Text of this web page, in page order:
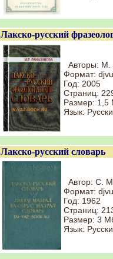
Лакско-русский
Авторы: М.
Формат: djvu
Год: 2005
Страниц:
Размер: 1,5
Язык:
Лакско-русский словарь
Автор: С.
Формат: djvu
Год: 1962
Страниц:
Размер: 3
Язык: